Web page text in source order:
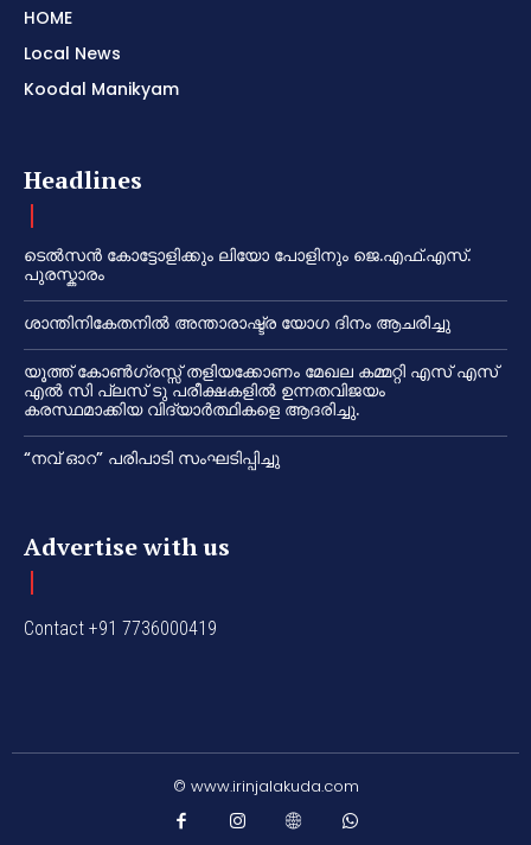
HOME
Local News
Koodal Manikyam
Headlines
ടെൽസൻ കോട്ടോളിക്കും ലിയോ പോളിനും ജെ.എഫ്.എസ്.
പുരസ്കാരം
ശാന്തിനികേതനിൽ അന്താരാഷ്ട്ര യോഗ ദിനം ആചരിച്ചു
യൂത്ത് കോൺഗ്രസ്സ് തളിയക്കോണം മേഖല കമ്മറ്റി എസ് എസ്
എൽ സി പ്ലസ് ടു പരീക്ഷകളിൽ ഉന്നതവിജയം
കരസ്ഥമാക്കിയ വിദ്യാർത്ഥികളെ ആദരിച്ചു.
“നവ് ഓറ” പരിപാടി സംഘടിപ്പിച്ചു
Advertise with us
Contact +91 7736000419
© www.irinjalakuda.com